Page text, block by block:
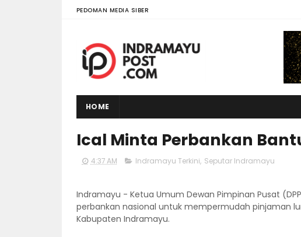
PEDOMAN MEDIA SIBER
HOME
Ical Minta Perbankan
4:37 AM Indramayu Terkini, Seputar Indramayu
Indramayu - Ketua Umum Dewan Pimpinan Pusat
perbankan nasional untuk mempermudah pinjaman
Kabupaten Indramayu.